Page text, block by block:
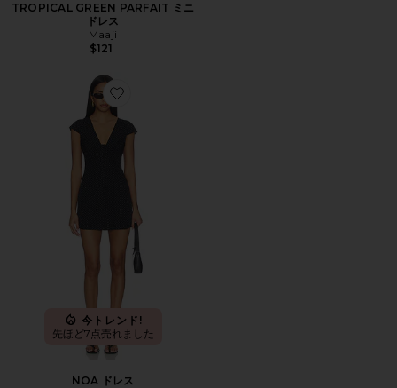
TROPICAL GREEN PARFAIT ミニ
ドレス
Maaji
$121
Favorite NOA ドレス
今トレンド!
先ほど7点売れました
NOA ドレス